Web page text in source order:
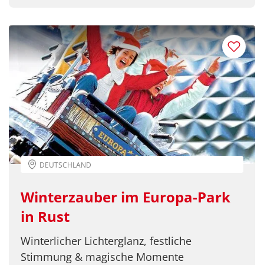
Teile diese Reise
Seenachtsfest Konstanz
DEUTSCHLAND
Winterzauber im Europa-Park
in Rust
Winterlicher Lichterglanz, festliche
Stimmung & magische Momente